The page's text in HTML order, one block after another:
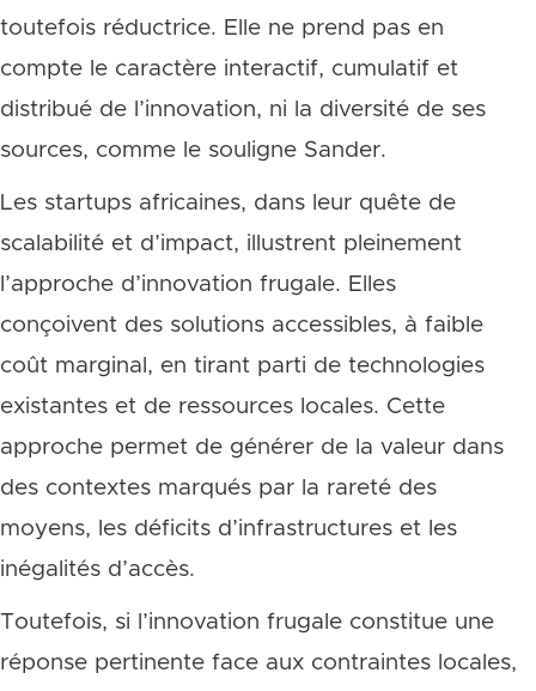
toutefois réductrice. Elle ne prend pas en
compte le caractère interactif, cumulatif et
distribué de l’innovation, ni la diversité de ses
sources, comme le souligne Sander.
Les startups africaines, dans leur quête de
scalabilité et d’impact, illustrent pleinement
l’approche d’innovation frugale. Elles
conçoivent des solutions accessibles, à faible
coût marginal, en tirant parti de technologies
existantes et de ressources locales. Cette
approche permet de générer de la valeur dans
des contextes marqués par la rareté des
moyens, les déficits d’infrastructures et les
inégalités d’accès.
Toutefois, si l’innovation frugale constitue une
réponse pertinente face aux contraintes locales,